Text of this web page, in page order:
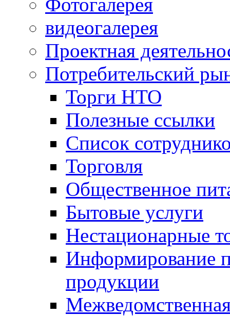
видеогалерея
Проектная
Потребительский
Торги НТО
Полезные ссылки
Список
Торговля
Общественное
Бытовые услуги
Нестационарные
Информирование
продукции